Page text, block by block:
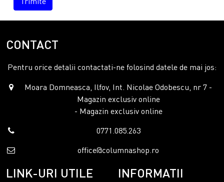
CONTACT
Pentru orice detalii contactati-ne folosind datele de mai jos:
Moara Domneasca, Ilfov, Int. Nicolae Odobescu, nr 7 -
Magazin exclusiv online
- Magazin exclusiv online
0771.085.263
office@columnashop.ro
LINK-URI UTILE INFORMATII